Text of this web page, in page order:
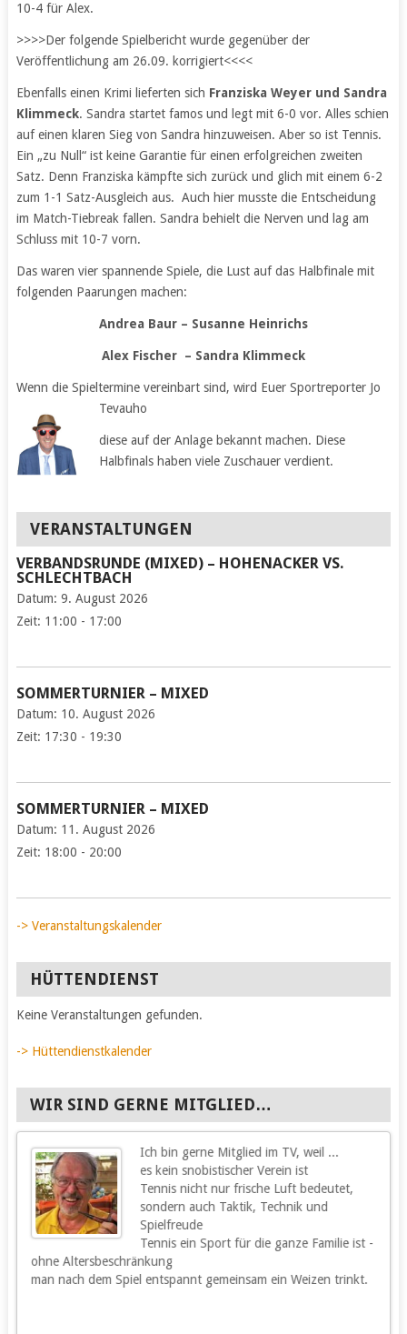
10-4 für Alex.
>>>>Der folgende Spielbericht wurde gegenüber der
Veröffentlichung am 26.09. korrigiert<<<<
Ebenfalls einen Krimi lieferten sich Franziska Weyer und Sandra
Klimmeck. Sandra startet famos und legt mit 6-0 vor. Alles schien
auf einen klaren Sieg von Sandra hinzuweisen. Aber so ist Tennis.
Ein „zu Null“ ist keine Garantie für einen erfolgreichen zweiten
Satz. Denn Franziska kämpfte sich zurück und glich mit einem 6-2
zum 1-1 Satz-Ausgleich aus. Auch hier musste die Entscheidung
im Match-Tiebreak fallen. Sandra behielt die Nerven und lag am
Schluss mit 10-7 vorn.
Das waren vier spannende Spiele, die Lust auf das Halbfinale mit
folgenden Paarungen machen:
Andrea Baur – Susanne Heinrichs
Alex Fischer – Sandra Klimmeck
Wenn die Spieltermine vereinbart sind, wird Euer Sportreporter Jo
Tevauho
diese auf der Anlage bekannt machen. Diese
Halbfinals haben viele Zuschauer verdient.
VERANSTALTUNGEN
VERBANDSRUNDE (MIXED) – HOHENACKER VS.
SCHLECHTBACH
Datum: 9. August 2026
Zeit: 11:00 - 17:00
SOMMERTURNIER – MIXED
Datum: 10. August 2026
Zeit: 17:30 - 19:30
SOMMERTURNIER – MIXED
Datum: 11. August 2026
Zeit: 18:00 - 20:00
-> Veranstaltungskalender
HÜTTENDIENST
Keine Veranstaltungen gefunden.
-> Hüttendienstkalender
WIR SIND GERNE MITGLIED…
Ich bin gerne Mitglied im TV, weil ...
es kein snobistischer Verein ist
Tennis nicht nur frische Luft bedeutet,
sondern auch Taktik, Technik und
Spielfreude
Tennis ein Sport für die ganze Familie ist -
ohne Altersbeschränkung
man nach dem Spiel entspannt gemeinsam ein Weizen trinkt.